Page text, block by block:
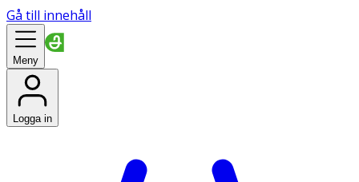
Gå till innehåll
Meny
Logga in